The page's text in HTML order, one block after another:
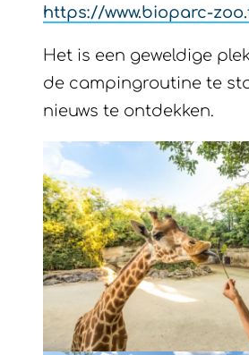
nieuws te ontdekken.